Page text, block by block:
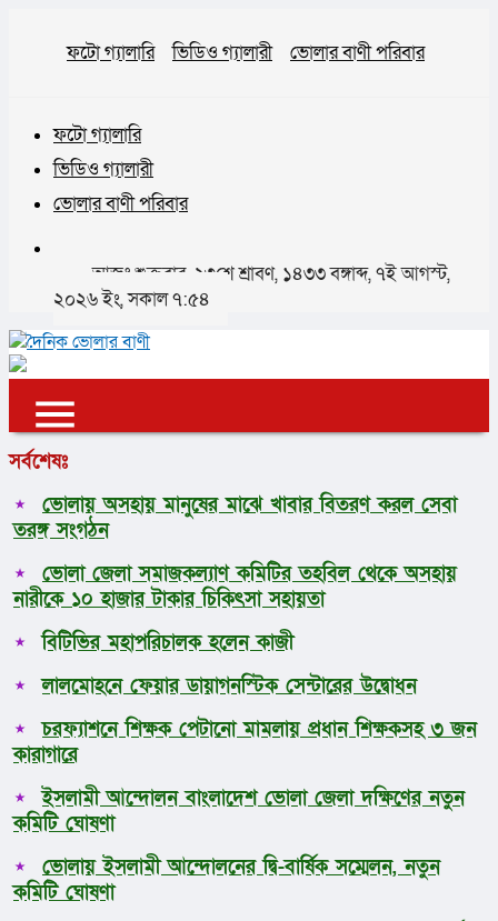
ফটো গ্যালারি ভিডিও গ্যালারী ভোলার বাণী পরিবার
ফটো গ্যালারি
ভিডিও গ্যালারী
ভোলার বাণী পরিবার
আজঃ শুক্রবার, ২৩শে শ্রাবণ, ১৪৩৩ বঙ্গাব্দ, ৭ই আগস্ট,
২০২৬ ইং, সকাল ৭:৫৪
✕
প্রচ্ছদ
ভোলা
ভোলা সদর
বোরহানউদ্দিন
তজুমদ্দিন
লালমোহন
মনপুরা
চরফ্যাশন
শশীভূষণ
জাতীয়
আন্তর্জাতিক
অর্থনীতি
রাজনীতি
আওয়ামীলীগ
সর্বশেষঃ
ভোলায় অসহায় মানুষের মাঝে খাবার বিতরণ করল সেবা
তরঙ্গ সংগঠন
ভোলা জেলা সমাজকল্যাণ কমিটির তহবিল থেকে অসহায়
নারীকে ১০ হাজার টাকার চিকিৎসা সহায়তা
বিটিভির মহাপরিচালক হলেন কাজী
লালমোহনে ফেয়ার ডায়াগনস্টিক সেন্টারের উদ্বোধন
চরফ্যাশনে শিক্ষক পেটানো মামলায় প্রধান শিক্ষকসহ ৩ জন
কারাগারে
ইসলামী আন্দোলন বাংলাদেশ ভোলা জেলা দক্ষিণের নতুন
কমিটি ঘোষণা
ভোলায় ইসলামী আন্দোলনের দ্বি-বার্ষিক সম্মেলন, নতুন
কমিটি ঘোষণা